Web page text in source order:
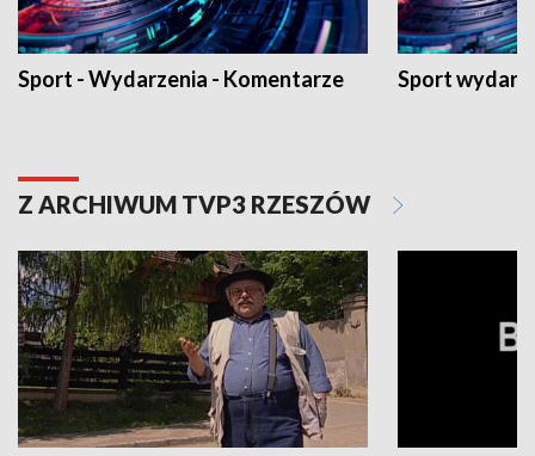
Sport - Wydarzenia - Komentarze Sport
Z ARCHIWUM TVP3 RZESZÓW